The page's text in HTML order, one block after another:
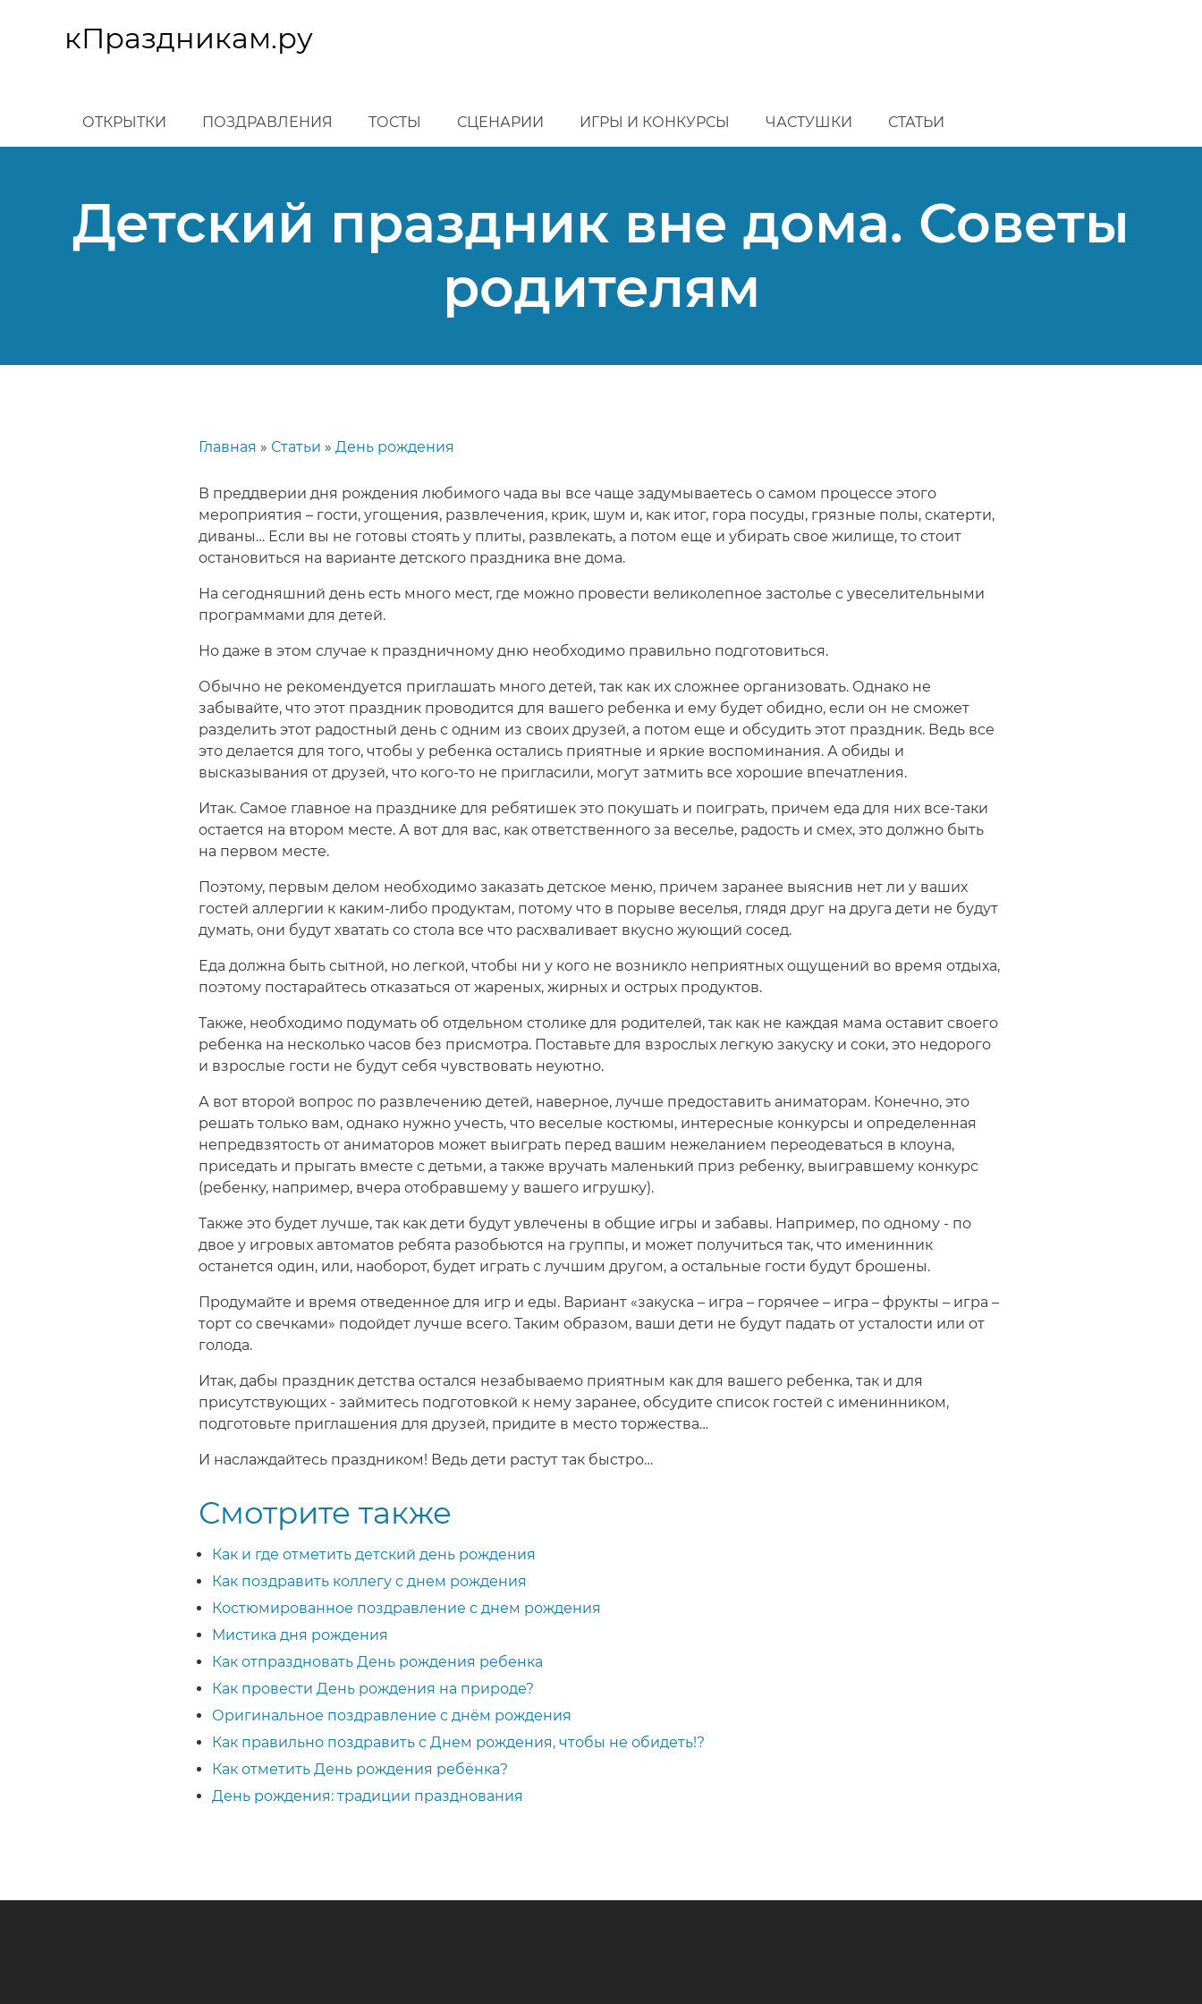
основномукПраздникам.ру
ОТКРЫТКИ ПОЗДРАВЛЕНИЯ ТОСТЫ СЦЕНАРИИ ИГРЫ И КОНКУРСЫ ЧАСТУШКИ СТАТЬИ
Детский праздник вне дома. Советы
родителям
навигации
Главная Статьи День рождения
В преддверии дня рождения любимого чада вы все чаще задумываетесь о самом процессе этого
мероприятия – гости, угощения, развлечения, крик, шум и, как итог, гора посуды, грязные полы, скатерти,
диваны… Если вы не готовы стоять у плиты, развлекать, а потом еще и убирать свое жилище, то стоит
остановиться на варианте детского праздника вне дома.
На сегодняшний день есть много мест, где можно провести великолепное застолье с увеселительными
программами для детей.
Но даже в этом случае к праздничному дню необходимо правильно подготовиться.
Обычно не рекомендуется приглашать много детей, так как их сложнее организовать. Однако не
забывайте, что этот праздник проводится для вашего ребенка и ему будет обидно, если он не сможет
разделить этот радостный день с одним из своих друзей, а потом еще и обсудить этот праздник. Ведь все
это делается для того, чтобы у ребенка остались приятные и яркие воспоминания. А обиды и
высказывания от друзей, что кого-то не пригласили, могут затмить все хорошие впечатления.
Итак. Самое главное на празднике для ребятишек это покушать и поиграть, причем еда для них все-таки
остается на втором месте. А вот для вас, как ответственного за веселье, радость и смех, это должно быть
на первом месте.
Поэтому, первым делом необходимо заказать детское меню, причем заранее выяснив нет ли у ваших
гостей аллергии к каким-либо продуктам, потому что в порыве веселья, глядя друг на друга дети не будут
думать, они будут хватать со стола все что расхваливает вкусно жующий сосед.
Еда должна быть сытной, но легкой, чтобы ни у кого не возникло неприятных ощущений во время отдыха,
поэтому постарайтесь отказаться от жареных, жирных и острых продуктов.
Также, необходимо подумать об отдельном столике для родителей, так как не каждая мама оставит своего
ребенка на несколько часов без присмотра. Поставьте для взрослых легкую закуску и соки, это недорого
и взрослые гости не будут себя чувствовать неуютно.
А вот второй вопрос по развлечению детей, наверное, лучше предоставить аниматорам. Конечно, это
решать только вам, однако нужно учесть, что веселые костюмы, интересные конкурсы и определенная
непредвзятость от аниматоров может выиграть перед вашим нежеланием переодеваться в клоуна,
приседать и прыгать вместе с детьми, а также вручать маленький приз ребенку, выигравшему конкурс
(ребенку, например, вчера отобравшему у вашего игрушку).
Также это будет лучше, так как дети будут увлечены в общие игры и забавы. Например, по одному - по
двое у игровых автоматов ребята разобьются на группы, и может получиться так, что именинник
останется один, или, наоборот, будет играть с лучшим другом, а остальные гости будут брошены.
Продумайте и время отведенное для игр и еды. Вариант «закуска – игра – горячее – игра – фрукты – игра –
торт со свечками» подойдет лучше всего. Таким образом, ваши дети не будут падать от усталости или от
голода.
Итак, дабы праздник детства остался незабываемо приятным как для вашего ребенка, так и для
присутствующих - займитесь подготовкой к нему заранее, обсудите список гостей с именинником,
подготовьте приглашения для друзей, придите в место торжества…
И наслаждайтесь праздником! Ведь дети растут так быстро…
Смотрите также
Как и где отметить детский день рождения
Как поздравить коллегу с днем рождения
Костюмированное поздравление с днем рождения
Мистика дня рождения
Как отпраздновать День рождения ребенка
Как провести День рождения на природе?
Оригинальное поздравление с днём рождения
Как правильно поздравить с Днем рождения, чтобы не обидеть!?
Как отметить День рождения ребёнка?
День рождения: традиции празднования